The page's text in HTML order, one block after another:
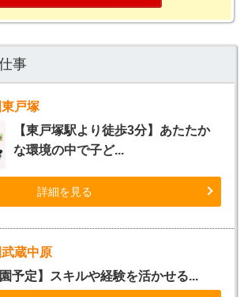
事
戸塚
【東戸塚駅より徒歩3分】あたたか
な環境の中で子ど...
詳細を見る
蔵中原
予定】スキルや経験を活かせる...